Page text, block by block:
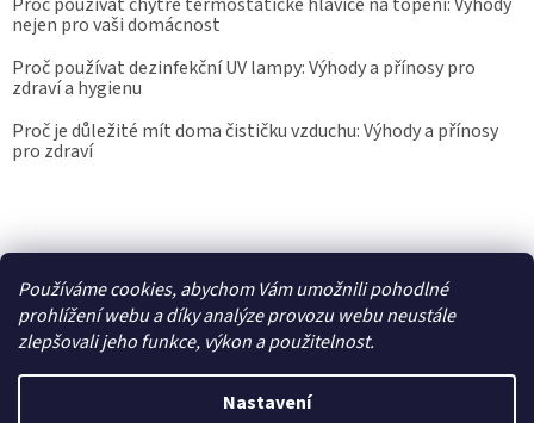
Používáme cookies, abychom Vám umožnili pohodlné
prohlížení webu a díky analýze provozu webu neustále
zlepšovali jeho funkce, výkon a použitelnost.
Nastavení
nejen pro vaši domácnost
Proč používat dezinfekční UV lampy: Výhody a přínosy pro
zdraví a hygienu
Proč je důležité mít doma čističku vzduchu: Výhody a přínosy
pro zdraví
Vytvořil Shoptet